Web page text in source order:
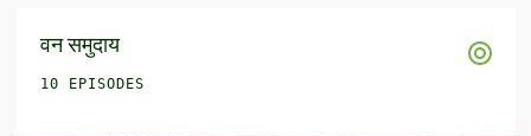
वन समुदाय
10 EPISODES